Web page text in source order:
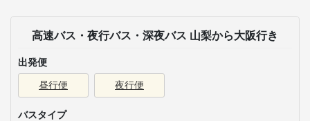
高速バス・夜行バス・深夜バス 山梨から大阪行き
出発便
昼行便 夜行便
バスタイプ